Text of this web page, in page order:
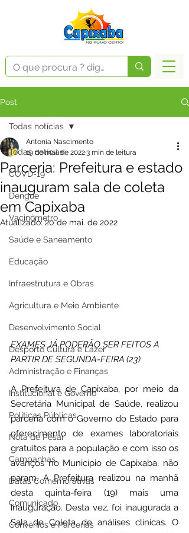
Post
Todas notícias
COVD-19
Dengue
Vacinômetro
Saúde e Saneamento
Educação
Infraestrutura e Obras
Agricultura e Meio Ambiente
Desenvolvimento Social
Desporto Cultura e Lazer
Administração e Finanças
Institucional e Governo
Políticas Públicas
Nota de Pesar
Campanhas
Datas Comemorativas
Comunicado
Convênios e Parcerias
Todas notícias
Parceria: Prefeitura e estado
inauguram sala de coleta
em Capixaba
Antonia Nascimento
19 de mai. de 20223 min de leitura
Atualizado:20 de mai. de 2022
EXAMES JÁ PODERÃO SER FEITOS A
PARTIR DE SEGUNDA-FEIRA (23)
A Prefeitura de Capixaba, por meio da
Secretária Municipal de Saúde, realizou
parceria com o Governo do Estado para
oferecimento de exames laboratoriais
gratuitos para a população e com isso os
avanços no Município de Capixaba, não
param. A Prefeitura realizou na manhã
desta quinta-feira (19) mais uma
inauguração. Desta vez, foi inaugurada a
Sala de Coleta de análises clínicas. O